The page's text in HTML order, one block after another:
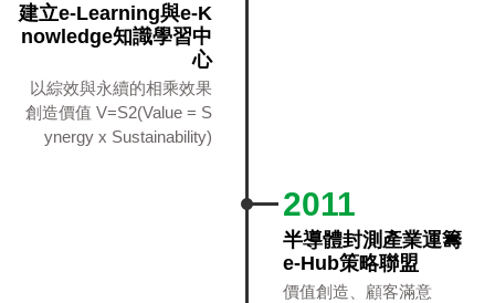
2011
半導體封測產業運籌
e-Hub策略聯盟
價值創造、顧客滿意
建立e-Learning與e-K
nowledge知識學習中
心
以綜效與永續的相乘效果
創造價值 V=S2(Value = S
ynergy x Sustainability)